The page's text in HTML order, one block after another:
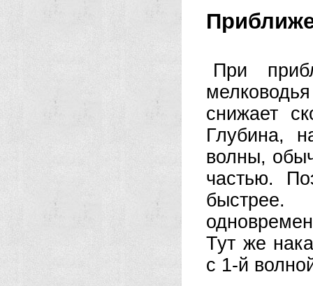
При
снижает
Глубина,
волны,
частью.
Тут же
с 1-й